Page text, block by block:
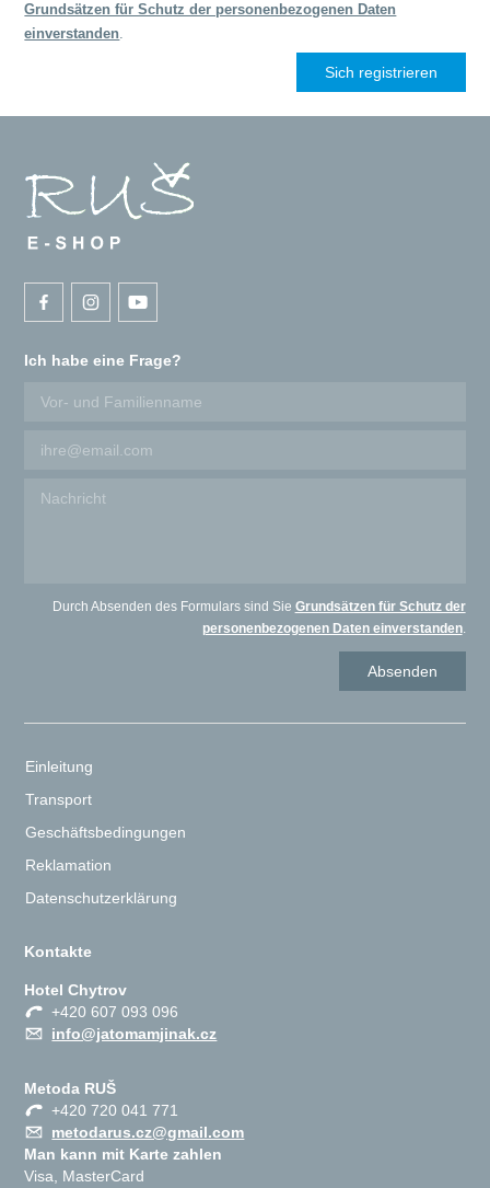
Grundsätzen für Schutz der personenbezogenen Daten
einverstanden.
Ich habe eine Frage?
Durch Absenden des Formulars sind Sie Grundsätzen für Schutz der
personenbezogenen Daten einverstanden.
Einleitung
Transport
Geschäftsbedingungen
Reklamation
Datenschutzerklärung
Kontakte
Hotel Chytrov
+420 607 093 096
info@jatomamjinak.cz
Metoda RUŠ
+420 720 041 771
metodarus.cz@gmail.com
Man kann mit Karte zahlen
Visa, MasterCard